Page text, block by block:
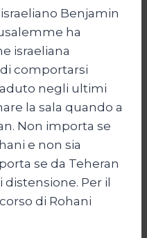
Benjamin
ha
israeliana
di comportarsi
negli ultimi
la sala quando a
Non importa se
e non sia
se da Teheran
distensione. Per il
di Rohani